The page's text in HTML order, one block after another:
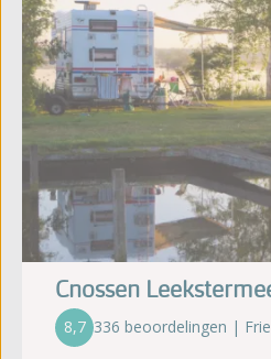
Cnossen
8,7 336 beoordelingen |